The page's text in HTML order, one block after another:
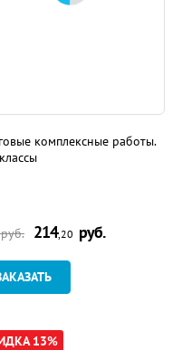
комплексные работы.
214,20 руб.
13%